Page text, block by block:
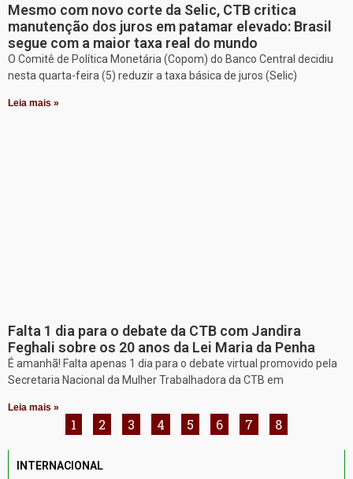
Mesmo com novo corte da Selic, CTB critica
manutenção dos juros em patamar elevado: Brasil
segue com a maior taxa real do mundo
O Comitê de Política Monetária (Copom) do Banco Central decidiu
nesta quarta-feira (5) reduzir a taxa básica de juros (Selic)
Leia mais »
Falta 1 dia para o debate da CTB com Jandira
Feghali sobre os 20 anos da Lei Maria da Penha
É amanhã! Falta apenas 1 dia para o debate virtual promovido pela
Secretaria Nacional da Mulher Trabalhadora da CTB em
Leia mais »
1 2 3 4 5 6 7 8
INTERNACIONAL